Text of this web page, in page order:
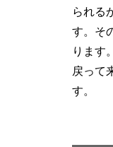
られる
す。そ
ります
戻って
す。